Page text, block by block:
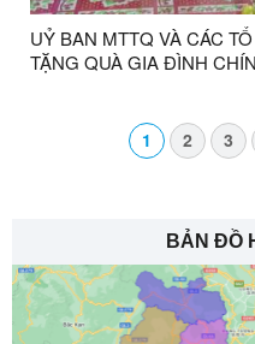
UỶ BAN MTTQ VÀ CÁC
TẶNG QUÀ GIA ĐÌNH
1 2 3
BẢN ĐỒ